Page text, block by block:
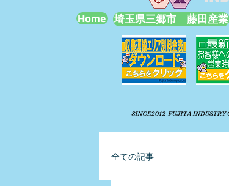
Home 埼玉県三郷市 藤田産業
全ての記事